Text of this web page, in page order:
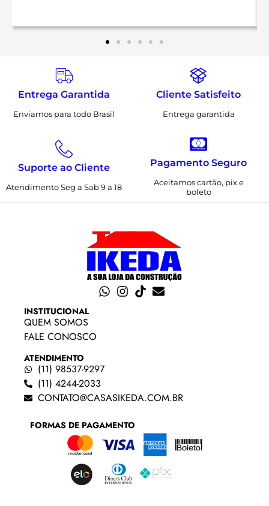
Entrega Garantida
Enviamos para todo Brasil
Cliente Satisfeito
Entrega garantida
Suporte ao Cliente
Atendimento Seg a Sab 9 a 18
Pagamento Seguro
Aceitamos cartão, pix e
boleto
INSTITUCIONAL
QUEM SOMOS
FALE CONOSCO
ATENDIMENTO
(11) 98537-9297
(11) 4244-2033
CONTATO@CASASIKEDA.COM.BR
FORMAS DE PAGAMENTO